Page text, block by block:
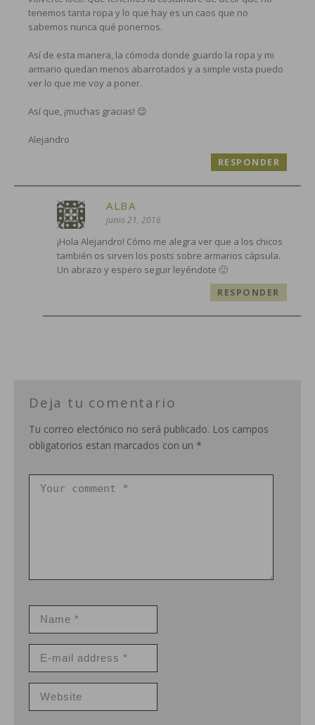
tenemos tanta ropa y lo que hay es un caos que no
sabemos nunca qué ponernos.
Así de esta manera, la cómoda donde guardo la ropa y mi
armario quedan menos abarrotados y a simple vista puedo
ver lo que me voy a poner.
Así que, ¡muchas gracias! 😉
Alejandro
RESPONDER
ALBA
junio 21, 2016
¡Hola Alejandro! Cómo me alegra ver que a los chicos
también os sirven los posts sobre armarios cápsula.
Un abrazo y espero seguir leyéndote 🙂
RESPONDER
Deja tu comentario
Tu correo electónico no será publicado. Los campos
obligatorios estan marcados con un *